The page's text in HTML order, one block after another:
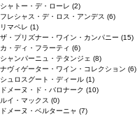
シャトー・デ・ローレ (2)
フレシャス・デ・ロス・アンデス (6)
リマペレ (1)
ザ・プリズナー・ワイン・カンパニー (15)
カ・ディ・フラーティ (6)
シャンパーニュ・テタンジェ (8)
ナヴィゲーター・ワイン・コレクション (6)
シュロスグート・ディール (1)
ドメーヌ・ド・バロナーク (10)
ルイ・マックス (0)
ドメーヌ・ベルターニャ (7)